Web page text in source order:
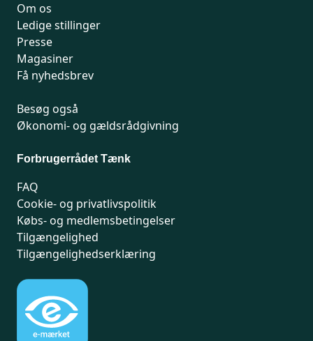
Om os
Ledige stillinger
Presse
Magasiner
Få nyhedsbrev
Besøg også
Økonomi- og gældsrådgivning
Forbrugerrådet Tænk
FAQ
Cookie- og privatlivspolitik
Købs- og medlemsbetingelser
Tilgængelighed
Tilgængelighedserklæring